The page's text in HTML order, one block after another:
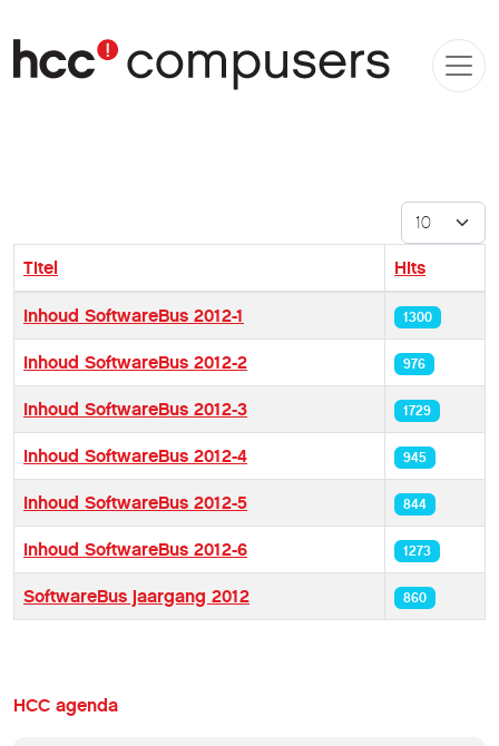
Toon #
Artikelen
Titel Hits
Inhoud SoftwareBus 2012-1 1300
Inhoud SoftwareBus 2012-2 976
Inhoud SoftwareBus 2012-3 1729
Inhoud SoftwareBus 2012-4 945
Inhoud SoftwareBus 2012-5 844
Inhoud SoftwareBus 2012-6 1273
SoftwareBus jaargang 2012 860
HCC agenda